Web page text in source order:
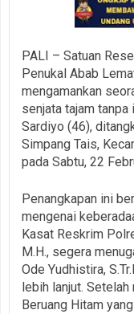
PALI – Satuan
Penukal Abab
mengamankan
senjata tajam
Sardiyo (46),
Simpang Tais,
pada Sabtu, 22
Penangkapan ini
mengenai
Kasat Reskrim
M.H., segera
Ode Yudhistira,
lebih lanjut.
Beruang Hitam